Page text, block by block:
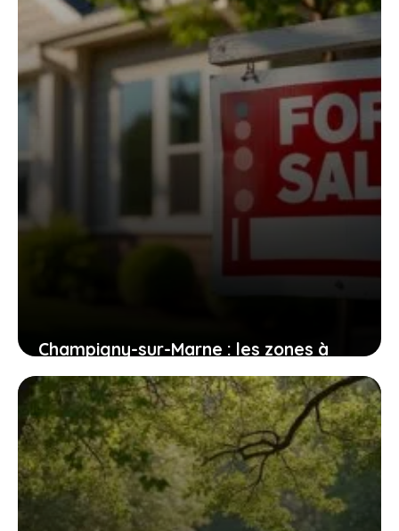
2 août 2026
Champigny-sur-Marne : les zones à
éviter pour les futurs habitants
1 août 2026